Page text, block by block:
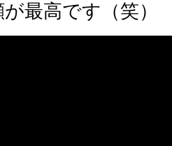
最高です（笑）